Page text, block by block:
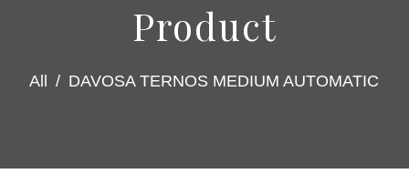
Product
All / DAVOSA TERNOS MEDIUM AUTOMATIC